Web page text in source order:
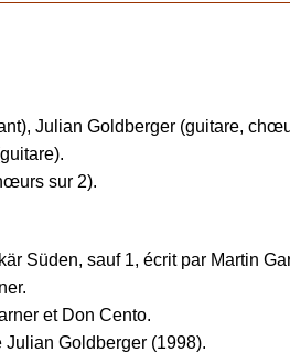
Julian Goldberger (guitare,
sur 2).
Süden, sauf 1, écrit par Martin
et Don Cento.
Julian Goldberger (1998).